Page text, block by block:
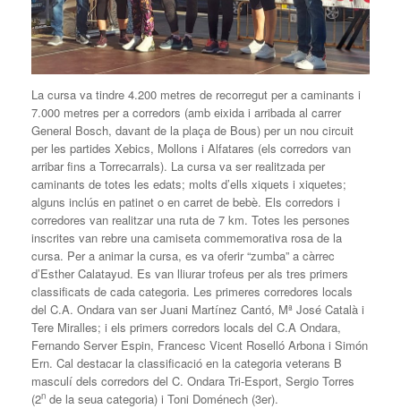
La cursa va tindre 4.200 metres de recorregut per a caminants i
7.000 metres per a corredors (amb eixida i arribada al carrer
General Bosch, davant de la plaça de Bous) per un nou circuit
per les partides Xebics, Mollons i Alfatares (els corredors van
arribar fins a Torrecarrals). La cursa va ser realitzada per
caminants de totes les edats; molts d’ells xiquets i xiquetes;
alguns inclús en patinet o en carret de bebè. Els corredors i
corredores van realitzar una ruta de 7 km. Totes les persones
inscrites van rebre una camiseta commemorativa rosa de la
cursa. Per a animar la cursa, es va oferir “zumba” a càrrec
d’Esther Calatayud. Es van lliurar trofeus per als tres primers
classificats de cada categoria. Les primeres corredores locals
del C.A. Ondara van ser Juani Martínez Cantó, Mª José Català i
Tere Miralles; i els primers corredors locals del C.A Ondara,
Fernando Server Espin, Francesc Vicent Roselló Arbona i Simón
Ern. Cal destacar la classificació en la categoria veterans B
masculí dels corredors del C. Ondara Tri-Esport, Sergio Torres
(2n de la seua categoria) i Toni Doménech (3er).